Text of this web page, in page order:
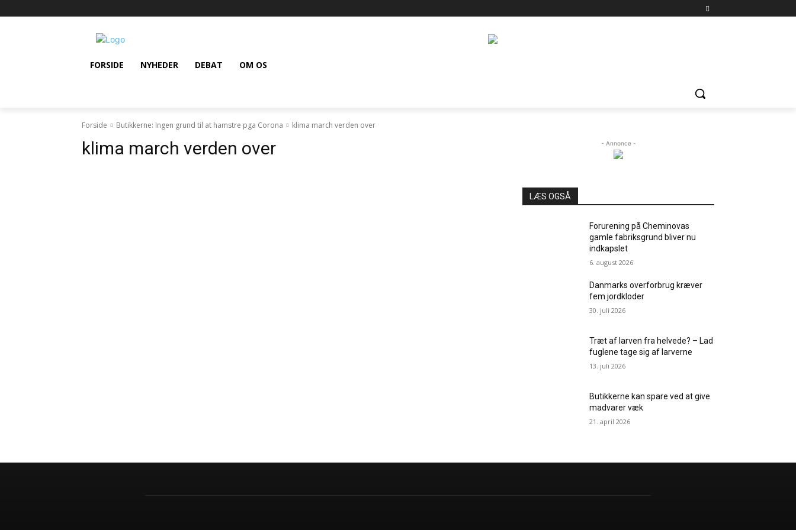
FORSIDE NYHEDER DEBAT OM OS
Forside Butikkerne: Ingen grund til at hamstre pga Corona klima march verden over
klima march verden over - Annonce -
LÆS OGSÅ
Forurening på Cheminovas
gamle fabriksgrund bliver nu
indkapslet
6. august 2026
Danmarks overforbrug kræver
fem jordkloder
30. juli 2026
Træt af larven fra helvede? – Lad
fuglene tage sig af larverne
13. juli 2026
Butikkerne kan spare ved at give
madvarer væk
21. april 2026